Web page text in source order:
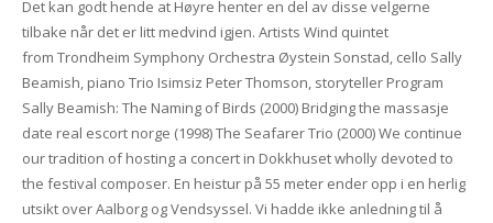
Det kan godt hende at Høyre henter en del av disse velgerne
tilbake når det er litt medvind igjen. Artists Wind quintet
from Trondheim Symphony Orchestra Øystein Sonstad, cello Sally
Beamish, piano Trio Isimsiz Peter Thomson, storyteller Program
Sally Beamish: The Naming of Birds (2000) Bridging the massasje
date real escort norge (1998) The Seafarer Trio (2000) We continue
our tradition of hosting a concert in Dokkhuset wholly devoted to
the festival composer. En heistur på 55 meter ender opp i en herlig
utsikt over Aalborg og Vendsyssel. Vi hadde ikke anledning til å